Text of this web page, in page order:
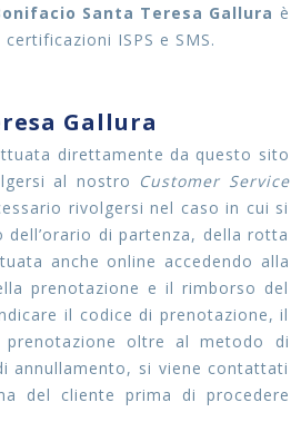
Santa Teresa Gallura è
ISPS e SMS.
Gallura
direttamente da questo sito
al nostro Customer Service
rivolgersi nel caso in cui si
di partenza, della rotta
anche online accedendo alla
prenotazione e il rimborso del
il codice di prenotazione, il
oltre al metodo di
annullamento, si viene contattati
del cliente prima di procedere